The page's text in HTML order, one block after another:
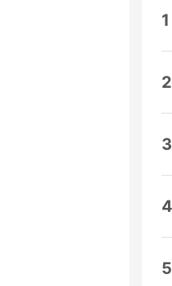
1
2
3
4
5